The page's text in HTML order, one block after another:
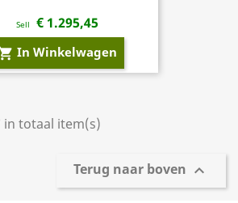
Sell € 1.295,45
In Winkelwagen
in totaal item(s)
Terug naar boven 